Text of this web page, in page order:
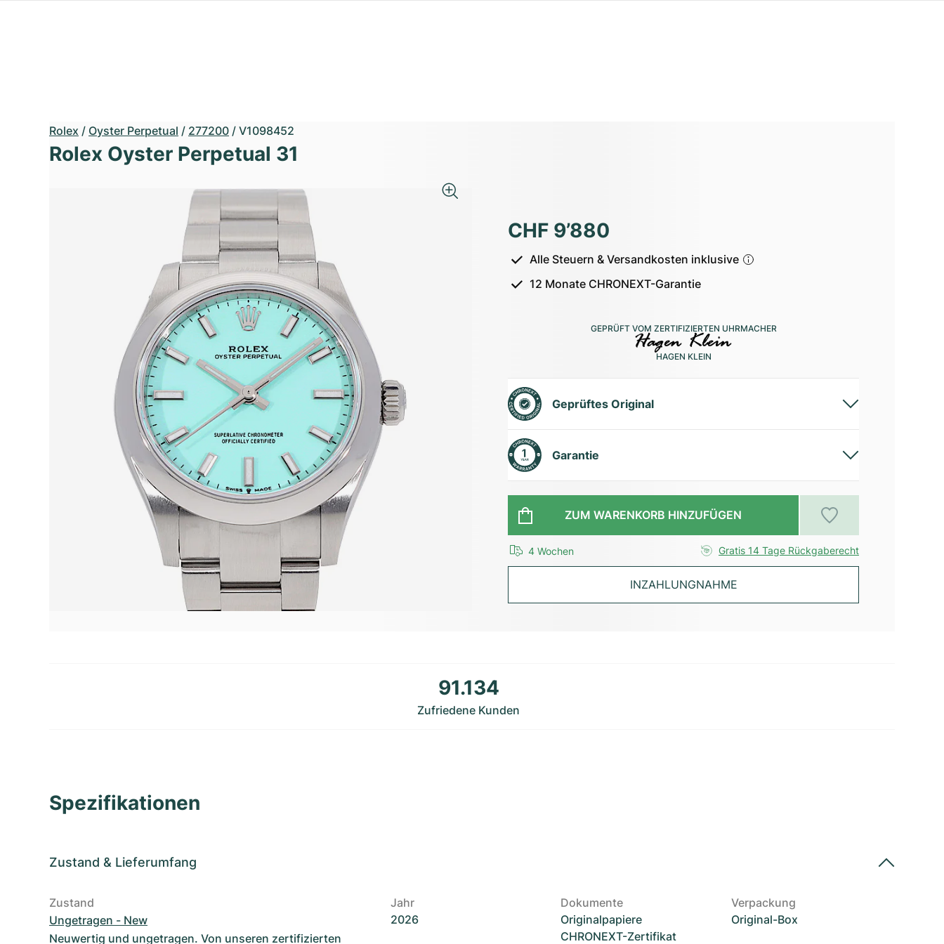
Rolex / Oyster Perpetual / 277200 / V1098452
Rolex Oyster Perpetual 31
CHF 9’880
Alle Steuern & Versandkosten inklusive
12 Monate CHRONEXT-Garantie
GEPRÜFT VOM ZERTIFIZIERTEN UHRMACHER
HAGEN KLEIN
Geprüftes Original
Garantie
ZUM WARENKORB HINZUFÜGEN
4 Wochen Gratis 14 Tage Rückgaberecht
INZAHLUNGNAHME
91.134
Zufriedene Kunden
Spezifikationen
Zustand & Lieferumfang
Zustand
Ungetragen - New
Neuwertig und ungetragen. Von unseren zertifizierten
Jahr
2026
Dokumente
Originalpapiere
CHRONEXT-Zertifikat
Verpackung
Original-Box